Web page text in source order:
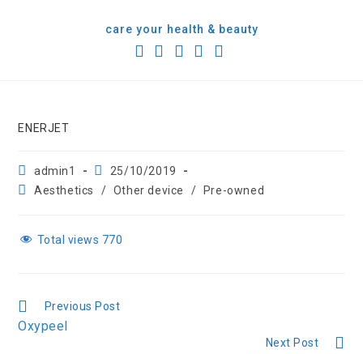
care your health & beauty
ENERJET
admin1
25/10/2019
Aesthetics
/ Other device / Pre-owned
Total views 770
Previous Post
Oxypeel
Next Post